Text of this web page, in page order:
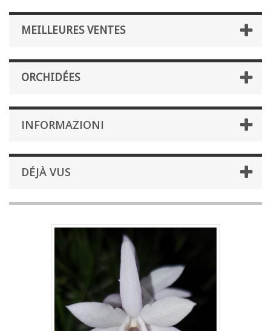
MEILLEURES VENTES
ORCHIDÉES
INFORMAZIONI
DÉJÀ VUS